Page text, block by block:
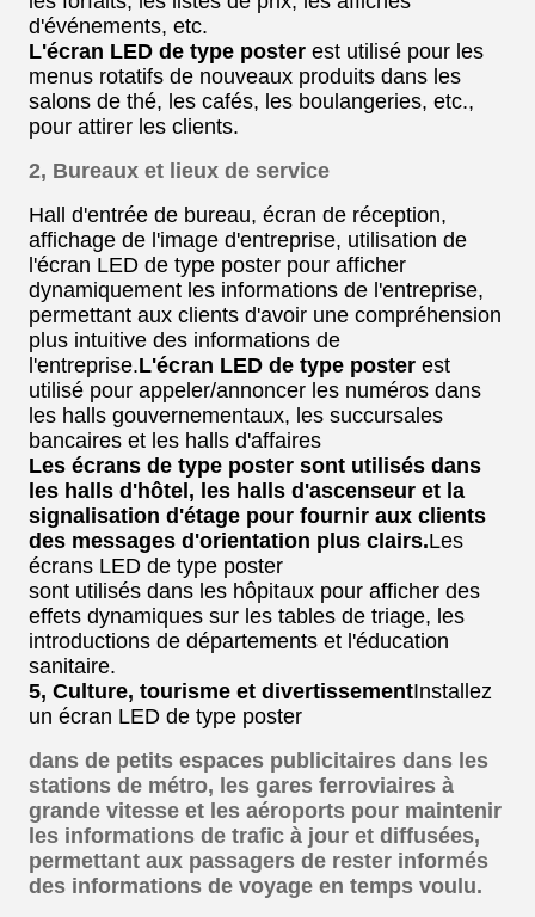
d'événements, etc.
L'écran LED de type poster est utilisé pour les
menus rotatifs de nouveaux produits dans les
salons de thé, les cafés, les boulangeries, etc.,
pour attirer les clients.
2, Bureaux et lieux de service
Hall d'entrée de bureau, écran de réception,
affichage de l'image d'entreprise, utilisation de
l'écran LED de type poster pour afficher
dynamiquement les informations de l'entreprise,
permettant aux clients d'avoir une compréhension
plus intuitive des informations de
l'entreprise.L'écran LED de type poster est
utilisé pour appeler/annoncer les numéros dans
les halls gouvernementaux, les succursales
bancaires et les halls d'affaires
Les écrans de type poster sont utilisés dans
les halls d'hôtel, les halls d'ascenseur et la
signalisation d'étage pour fournir aux clients
des messages d'orientation plus clairs.Les
écrans LED de type poster
sont utilisés dans les hôpitaux pour afficher des
effets dynamiques sur les tables de triage, les
introductions de départements et l'éducation
sanitaire.
5, Culture, tourisme et divertissementInstallez
un écran LED de type poster
dans de petits espaces publicitaires dans les
stations de métro, les gares ferroviaires à
grande vitesse et les aéroports pour maintenir
les informations de trafic à jour et diffusées,
permettant aux passagers de rester informés
des informations de voyage en temps voulu.